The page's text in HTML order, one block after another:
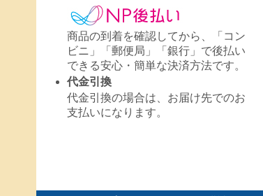
商品の到着を確認してから、「コン
ビニ」「郵便局」「銀行」で後払い
できる安心・簡単な決済方法です。
代金引換
代金引換の場合は、お届け先でのお
支払いになります。